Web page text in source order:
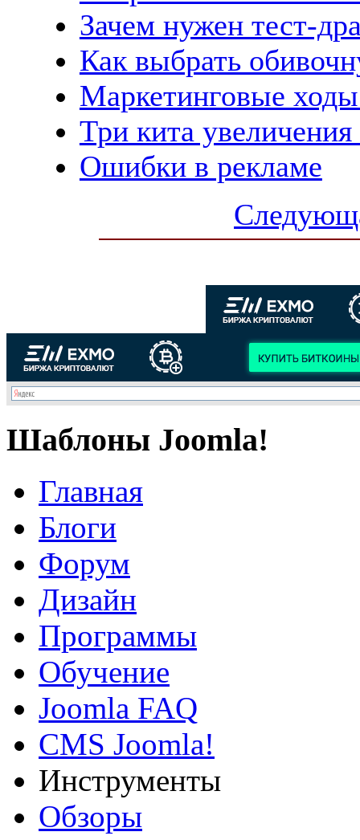
Зачем нужен тест-
Как выбрать
Маркетинговые
Три кита увеличения
Ошибки в рекламе
Шаблоны Joomla!
Главная
Блоги
Форум
Дизайн
Программы
Обучение
Joomla FAQ
CMS Joomla!
Инструменты
Обзоры